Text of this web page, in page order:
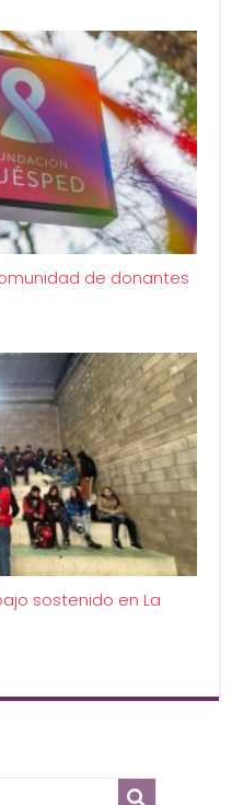
de donantes
sostenido en La